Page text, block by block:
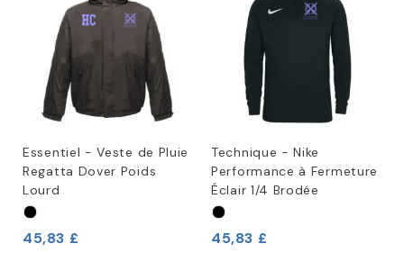
Essentiel - Veste de Pluie
Regatta Dover Poids
Lourd
45,83 £
Technique - Nike
Performance à Fermeture
Éclair 1/4 Brodée
45,83 £